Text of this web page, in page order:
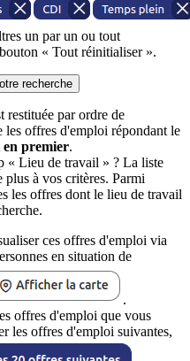
un par un ou tout
« Tout réinitialiser ».
recherche
restituée par ordre de
les offres d'emploi répondant le
en premier.
« Lieu de travail » ? La liste
plus à vos critères. Parmi
les offres dont le lieu de travail
ces offres d'emploi via
en situation de
.
offres d'emploi que vous
les offres d'emploi suivantes,